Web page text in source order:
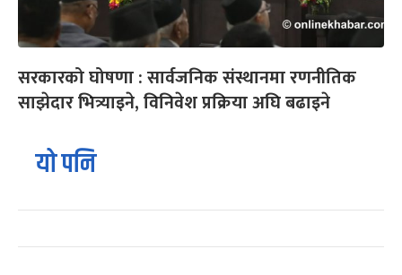
सरकारको घोषणा : सार्वजनिक संस्थानमा रणनीतिक
साझेदार भित्र्याइने, विनिवेश प्रक्रिया अघि बढाइने
यो पनि